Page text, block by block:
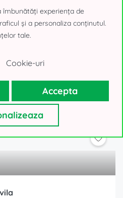
oferte)
o Vila
din Bucuresti pentru consolidarea
îmbunătăți experiența de
și a personaliza conținutul.
tale.
Cookie-uri
Accepta